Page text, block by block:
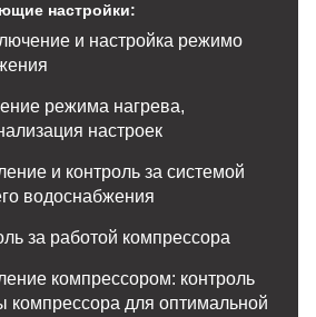
настройки:
и настройка режимо
режима нагрева,
настроек
и контроль за системой
водоснабжения
за работой компрессора
компрессором: контроль
компрессора для оптимальной